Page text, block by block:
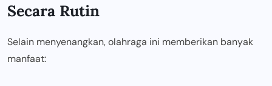
Secara Rutin
Selain menyenangkan, olahraga ini memberikan banyak
manfaat: